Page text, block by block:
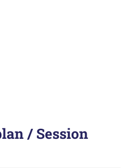
/ Session